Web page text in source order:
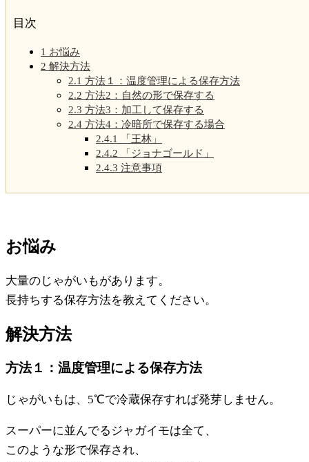
目次
1 お悩み
2 解決方法
2.1 方法１：温度管理による保存方法
2.2 方法2：自然の形で保存する
2.3 方法3：加工して保存する
2.4 方法4：冷暗所で保存する場合
2.4.1
「王林」
2.4.2 「ジョナゴールド」
2.4.3 注意事項
お悩み
大量のじゃがいもがあります。
長持ちする保存方法を教えてください。
解決方法
方法１：温度管理による保存方法
じゃがいもは、5℃で冷蔵保存すれば発芽しません。
スーパーに並んでるジャガイモは全て、
このような形で保存され、